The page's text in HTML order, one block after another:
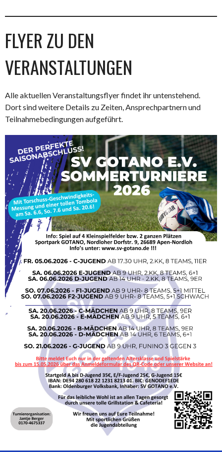
FLYER ZU DEN
VERANSTALTUNGEN
Alle aktuellen Veranstaltungsflyer findet ihr untenstehend.
Dort sind weitere Details zu Zeiten, Ansprechpartnern und
Teilnahmebedingungen aufgeführt.